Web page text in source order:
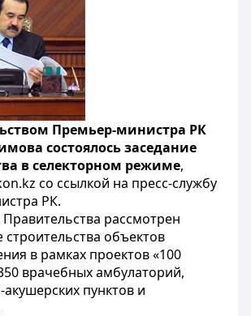
Премьер-министра РК
состоялось заседание
в селекторном режиме,
со ссылкой на пресс-службу
РК.
рассмотрен
строительства объектов
в рамках проектов «100
врачебных амбулаторий,
пунктов и